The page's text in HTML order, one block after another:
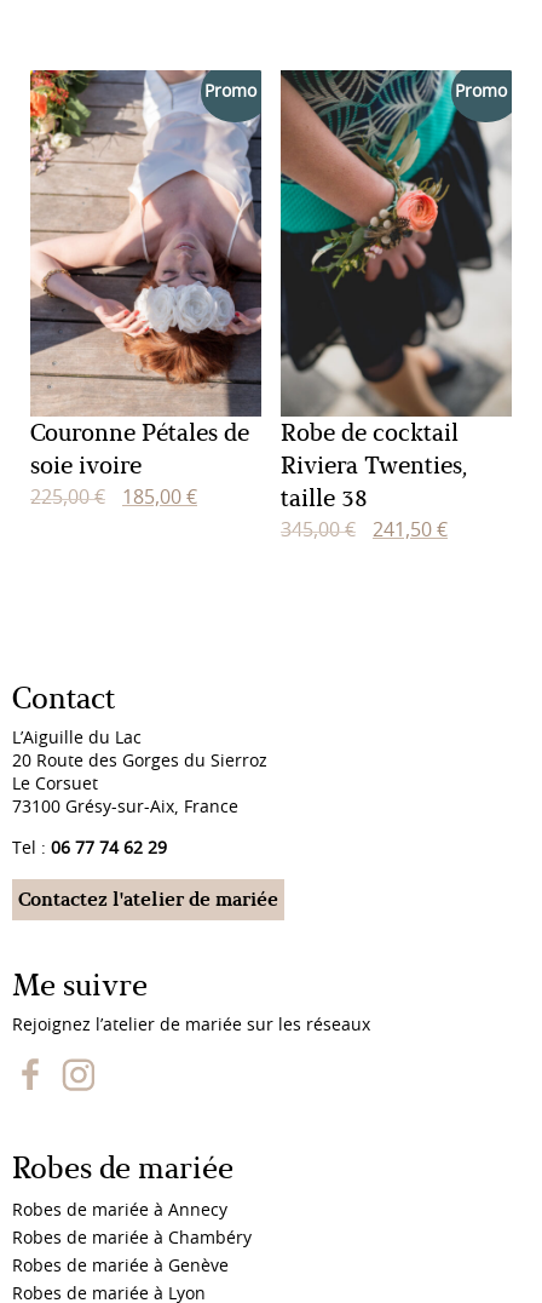
était :
385,00 €.
est :
154,00 €.
était :
550,00 €.
est :
385,00 €.
Promo !
Couronne Pétales de
soie ivoire
225,00€
Le
185,00 €
Promo !
Robe de cocktail
Riviera Twenties,
taille 38
345,00€
Le
241,50 €
Contact
L’Aiguille du Lac
20 Route des Gorges du Sierroz
Le Corsuet
73100 Grésy-sur-Aix, France
Tel : 06 77 74 62 29
Contactez l'atelier de mariée
Me suivre
Rejoignez l’atelier de mariée sur les réseaux
Robes de mariée
Robes de mariée à Annecy
Robes de mariée à Chambéry
Robes de mariée à Genève
Robes de mariée à Lyon